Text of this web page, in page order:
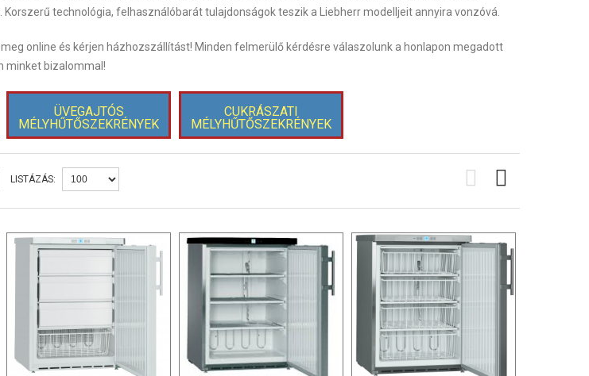
technológia, felhasználóbarát tulajdonságok teszik a Liebherr modelljeit annyira vonzóvá.
online és kérjen házhozszállítást! Minden felmerülő kérdésre válaszolunk a honlapon megadott
minket bizalommal!
ÜVEGAJTÓS
MÉLYHŰTŐSZEKRÉNYEK
CUKRÁSZATI
MÉLYHŰTŐSZEKRÉNYEK
LISTÁZÁS: